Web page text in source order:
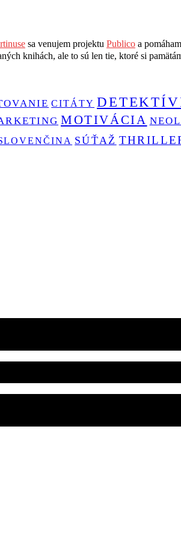
sa venujem projektu Publico a
knihách, ale to sú len tie, ktoré si
CITÁTY
MOTIVÁCIA
SÚŤAŽ